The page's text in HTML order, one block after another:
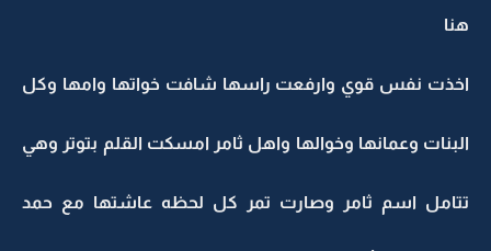
هنا
اخذت نفس قوي وارفعت راسها شافت خواتها وامها وكل
البنات وعمانها وخوالها واهل ثامر امسكت القلم بتوتر وهي
تتامل اسم ثامر وصارت تمر كل لحظه عاشتها مع حمد